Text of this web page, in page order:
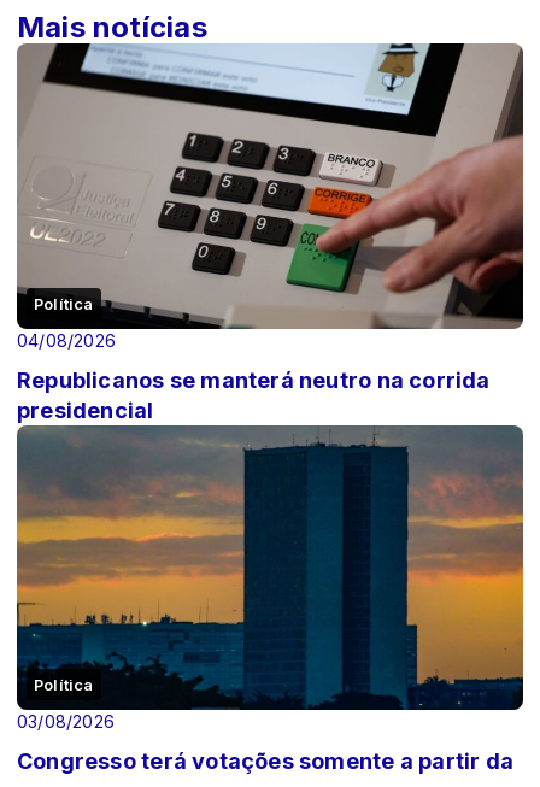
Mais notícias
Política
04/08/2026
Republicanos se manterá neutro na corrida
presidencial
Política
03/08/2026
Congresso terá votações somente a partir da